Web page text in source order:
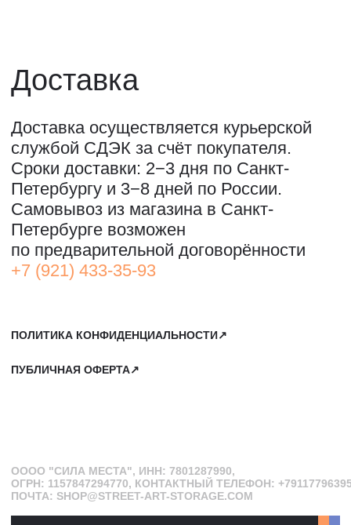
ОООО "СИЛА МЕСТА", ИНН: 7801287990,
САНКТ-ПЕТЕРБУРГ, СЕВКАБЕЛЬ ПОРТ
КОЖЕВЕННАЯ УЛИЦА, 40Е
2-Й ЭТАЖ, ДОМОФОН 19#
ВКОНТАКТЕ↗ИТЕЛЕГРАМ↗
ПОЧТА:
INFO@STREET-ART-STORAGE.COM,
PR@STREET-ART-STORAGE.COM
ДЛЯ ЗАПИСИ НА ЭКСКУРСИИ:
ПО ВОПРОСАМ ПРИОБРЕТЕНИЯ ИСКУССТВА: